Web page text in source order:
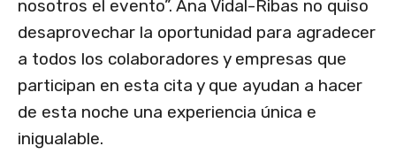
nosotros el evento”. Ana Vidal-Ribas no quiso
desaprovechar la oportunidad para agradecer
a todos los colaboradores y empresas que
participan en esta cita y que ayudan a hacer
de esta noche una experiencia única e
inigualable.